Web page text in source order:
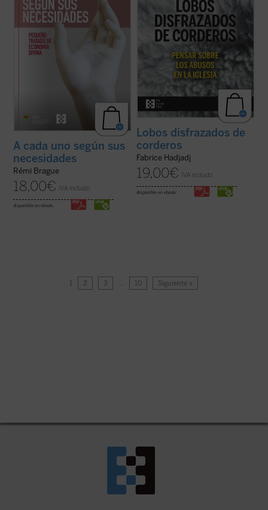
A cada uno según sus
necesidades
Rémi Brague
18,00€ IVA incluido
disponible en ebook:
Lobos disfrazados de
corderos
Fabrice Hadjadj
19,00€ IVA incluido
disponible en ebook:
1 2 3 … 10 Siguiente »